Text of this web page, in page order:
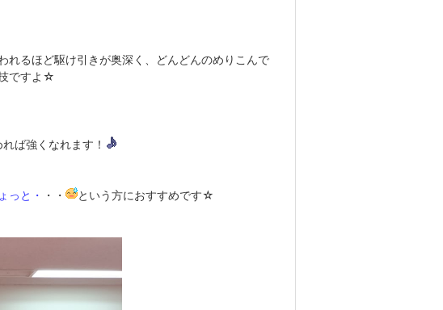
れるほど駆け引きが奥深く、どんどんのめりこんで
ですよ☆
ば強くなれます！
っと・ ・・ という方におすすめです☆